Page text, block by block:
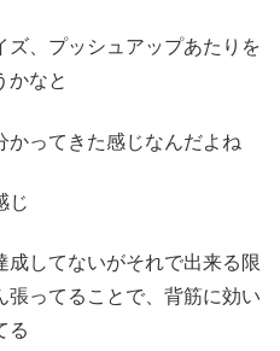
、プッシュアップあたりを
かなと
かってきた感じなんだよね
じ
成してないがそれで出来る限
張ってることで、背筋に効い
る